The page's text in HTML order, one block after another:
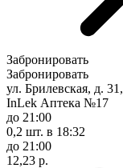
Забронировать
Забронировать
ул. Брилевская, д.
InLek Аптека №17
до 21:00
0,2 шт. в 18:32
до 21:00
12,23 р.